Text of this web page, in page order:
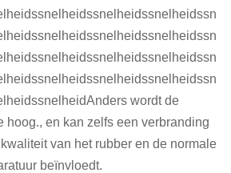
wordt de
hoog., en kan zelfs een verbranding
van het rubber en de normale
beïnvloedt.